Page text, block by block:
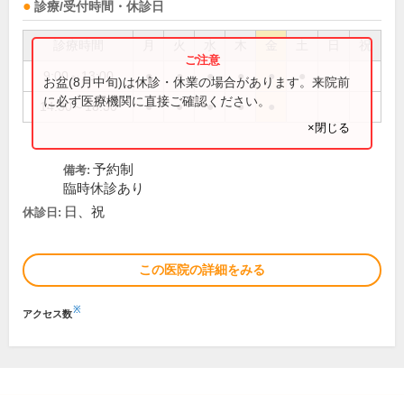
診療/受付時間・休診日
祝
9:00～13:00 ● ● ● ● ●
14:30～18:30 ● ● ● ●
お盆(8月中旬)は休診・休業の場合があります。来院前
に必ず医療機関に直接ご確認ください。
×閉じる
備考: 予約制
臨時休診あり
休診日: 日、祝
この医院の詳細をみる
アクセス数※